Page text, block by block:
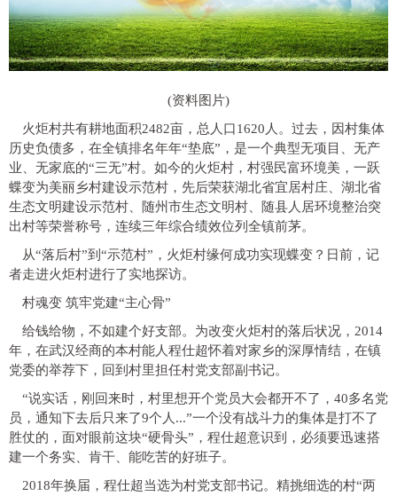
(资料图片)
火炬村共有耕地面积2482亩，总人口1620人。过去，因村集体
历史负债多，在全镇排名年年“垫底”，是一个典型无项目、无产
业、无家底的“三无”村。如今的火炬村，村强民富环境美，一跃
蝶变为美丽乡村建设示范村，先后荣获湖北省宜居村庄、湖北省
生态文明建设示范村、随州市生态文明村、随县人居环境整治突
出村等荣誉称号，连续三年综合绩效位列全镇前茅。
从“落后村”到“示范村”，火炬村缘何成功实现蝶变？日前，记
者走进火炬村进行了实地探访。
村魂变 筑牢党建“主心骨”
给钱给物，不如建个好支部。为改变火炬村的落后状况，2014
年，在武汉经商的本村能人程仕超怀着对家乡的深厚情结，在镇
党委的举荐下，回到村里担任村党支部副书记。
“说实话，刚回来时，村里想开个党员大会都开不了，40多名党
员，通知下去后只来了9个人...”一个没有战斗力的集体是打不了
胜仗的，面对眼前这块“硬骨头”，程仕超意识到，必须要迅速搭
建一个务实、肯干、能吃苦的好班子。
2018年换届，程仕超当选为村党支部书记。精挑细选的村“两